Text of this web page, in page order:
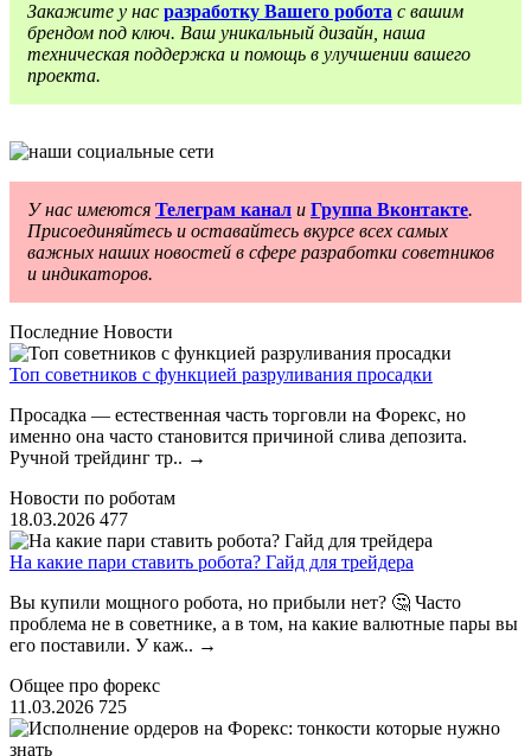
Закажите у нас разработку Вашего робота с вашим
брендом под ключ. Ваш уникальный дизайн, наша
техническая поддержка и помощь в улучшении вашего
проекта.
У нас имеются Телеграм канал и Группа Вконтакте.
Присоединяйтесь и оставайтесь вкурсе всех самых
важных наших новостей в сфере разработки советников
и индикаторов.
Последние Новости
Топ советников с функцией разруливания просадки
Просадка — естественная часть торговли на Форекс, но
именно она часто становится причиной слива депозита.
Ручной трейдинг тр.. →
Новости по роботам
18.03.2026 477
На какие пари ставить робота? Гайд для трейдера
Вы купили мощного робота, но прибыли нет? 🤔 Часто
проблема не в советнике, а в том, на какие валютные пары вы
его поставили. У каж.. →
Общее про форекс
11.03.2026 725